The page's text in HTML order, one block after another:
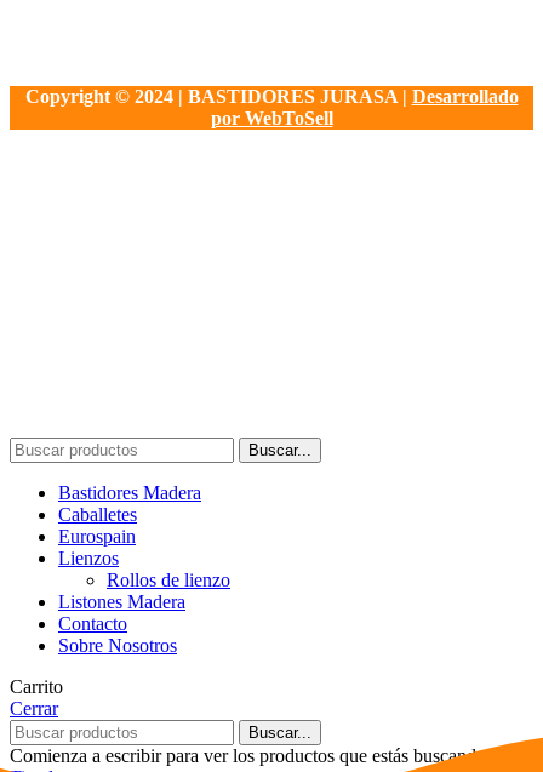
Copyright © 2024 | BASTIDORES JURASA | Desarrollado
por WebToSell
Buscar...
Bastidores Madera
Caballetes
Eurospain
Lienzos
Rollos de lienzo
Listones Madera
Contacto
Sobre Nosotros
Carrito
Cerrar
Buscar...
Comienza a escribir para ver los productos que estás buscando.